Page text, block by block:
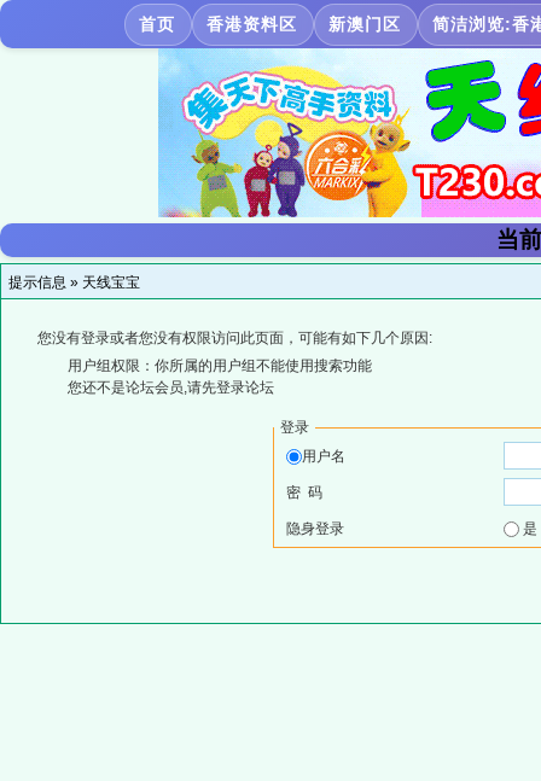
首页 香港资料区 新澳门区 简洁浏览:香
当
提示信息 » 天线宝宝
您没有登录或者您没有权限访问此页面，可能有如下几个原因:
用户组权限：你所属的用户组不能使用搜索功能
您还不是论坛会员,请先登录论坛
登录
用户名
密 码
隐身登录